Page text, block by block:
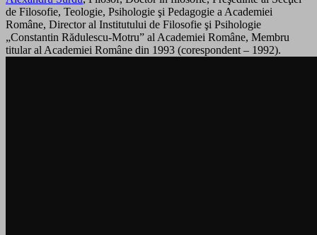
de Filosofie, Teologie, Psihologie şi Pedagogie a Academiei
Române, Director al Institutului de Filosofie şi Psihologie
„Constantin Rădulescu-Motru” al Academiei Române, Membru
titular al Academiei Române din 1993 (corespondent – 1992).